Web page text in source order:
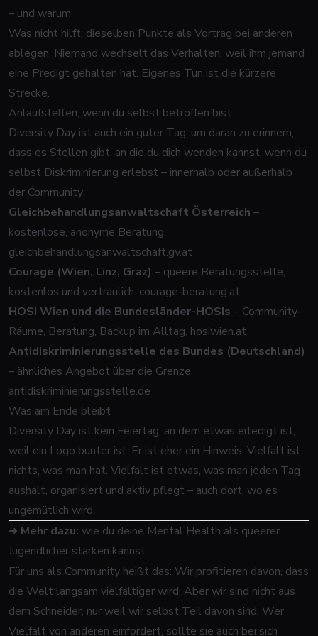
– und warum.
Was nicht hilft: dieselben Punkte als Vortrag bei anderen
ablegen. Niemand wechselt das Verhalten, weil ihm jemand
eine Predigt gehalten hat. Eigenes Tun ist die kürzere
Strecke.
Anlaufstellen, wenn du selbst betroffen bist
Diversity Day ist auch ein guter Tag, um daran zu erinnern,
dass es Stellen gibt, an die du dich wenden kannst, wenn du
selbst Diskriminierung erlebst – innerhalb oder außerhalb
der Community:
Gleichbehandlungsanwaltschaft Österreich –
kostenlose, anonyme Beratung.
gleichbehandlungsanwaltschaft.gv.at
Courage (Wien, Linz, Graz) – queere Beratungsstelle,
kostenlos und vertraulich. courage-beratung.at
HOSI Wien und die Bundesländer-HOSIs – Community-
Räume, Beratung, Backup im Alltag. hosiwien.at
Antidiskriminierungsstelle des Bundes (Deutschland)
– ähnliches Angebot über die Grenze.
antidiskriminierungsstelle.de
Was am Ende bleibt
Diversity Day ist kein Feiertag, an dem etwas erledigt ist,
weil ein Logo bunter ist. Er ist eher ein Hinweis: Vielfalt ist
nichts, was man hat. Vielfalt ist etwas, was man jeden Tag
aushält, organisiert und aktiv pflegt – auch dort, wo es
ungemütlich wird.
➜ Mehr dazu: wie du deine Mental Health als queerer
Jugendlicher stärken kannst
Für uns als Community heißt das: Wir profitieren davon, dass
die Welt langsam vielfältiger wird. Aber wir sind nicht aus
dem Schneider, nur weil wir selbst Teil davon sind. Wer
Vielfalt von anderen einfordert, sollte sie auch bei sich